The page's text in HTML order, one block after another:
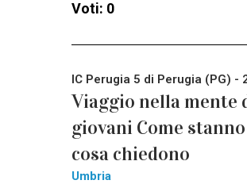
Voti: 0
IC Perugia 5 di Perugia (PG) -
Viaggio nella mente
giovani Come
cosa chiedono
Umbria